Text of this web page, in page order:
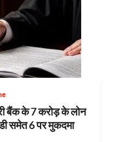
बैंक के 7 करोड़ के लोन
समेत 6 पर मुकदमा